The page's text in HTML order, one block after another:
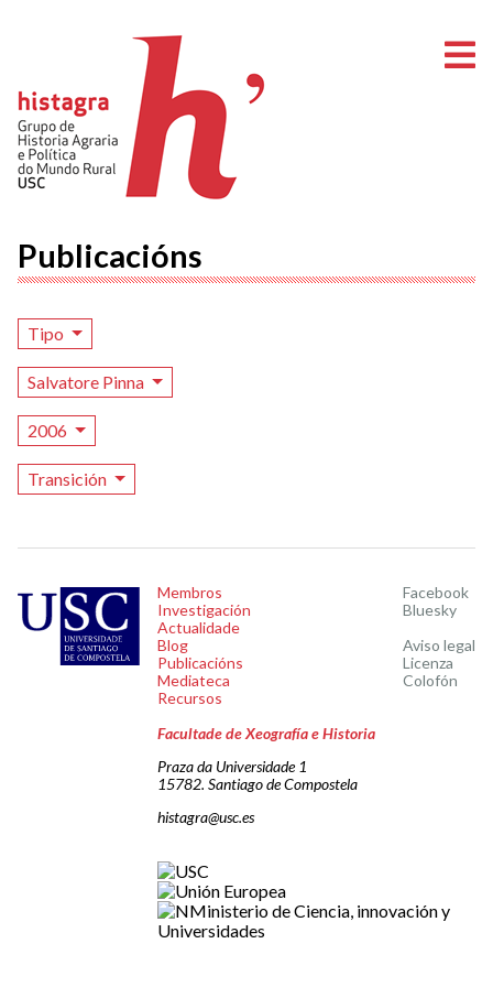
Publicacións
Tipo
Salvatore Pinna
2006
Transición
Membros
Investigación
Actualidade
Blog
Publicacións
Mediateca
Recursos
Facebook
Bluesky
Aviso legal
Licenza
Colofón
Facultade de Xeografía e Historia
Praza da Universidade 1
15782. Santiago de Compostela
histagra@usc.es